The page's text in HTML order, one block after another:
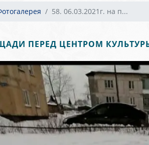
58. 06.03.2021г. на п...
ПЕРЕД ЦЕНТРОМ